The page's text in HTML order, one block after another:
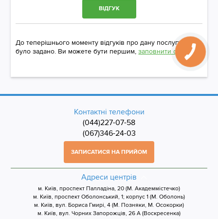
ВІДГУК
До теперішнього моменту відгуків про дану послугу не
було задано. Ви можете бути першим,заповнити форму
Контактні телефони
(044)227-07-58
(067)346-24-03
ЗАПИСАТИСЯ НА ПРИЙОМ
Адреси центрів
м. Київ, проспект Палладіна, 20 (М. Академмістечко)
м. Київ, проспект Оболонський, 1; корпус 1 (М. Оболонь)
м. Київ, вул. Бориса Гмирі, 4 (М. Позняки, М. Осокорки)
м. Київ, вул. Чорних Запорожців, 26 А (Воскресенка)